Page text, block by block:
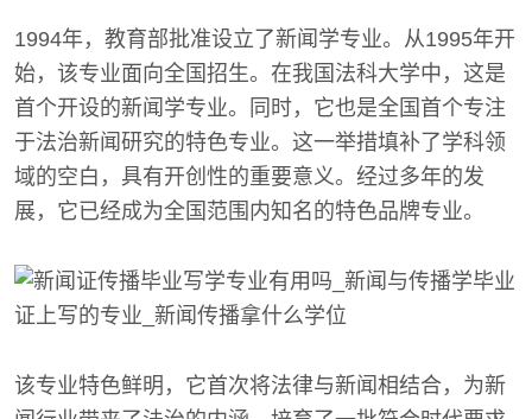
1994年，教育部批准设立了新闻学专业。从1995年开
始，该专业面向全国招生。在我国法科大学中，这是
首个开设的新闻学专业。同时，它也是全国首个专注
于法治新闻研究的特色专业。这一举措填补了学科领
域的空白，具有开创性的重要意义。经过多年的发
展，它已经成为全国范围内知名的特色品牌专业。
该专业特色鲜明，它首次将法律与新闻相结合，为新